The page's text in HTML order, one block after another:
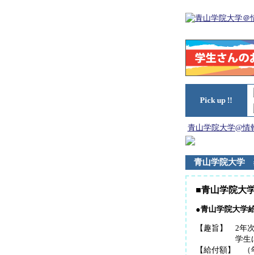
Pick up !!
青山学院大学@情
青山学院大学
■青山学院大
●青山学院大学
【趣旨】 2年
学生に
【給付額】 （